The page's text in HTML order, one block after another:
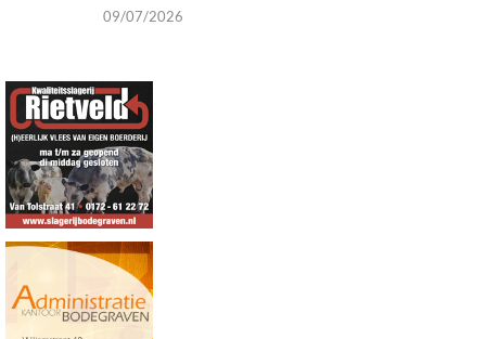
09/07/2026